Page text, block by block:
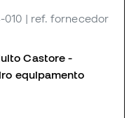
010 | ref. fornecedor
Castore -
equipamento